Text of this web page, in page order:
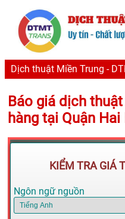
Dịch thuật Miền Trung -
Báo giá dịch
hàng tại Quận
KIỂM TRA GIÁ
Ngôn ngữ nguồn